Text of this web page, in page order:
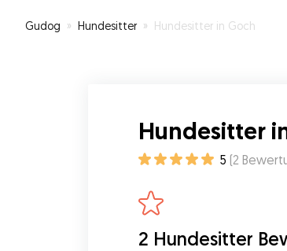
Gudog » Hundesitter » Hundesitter in Goch
Hundesitter
5 (2
2 Hundesitter